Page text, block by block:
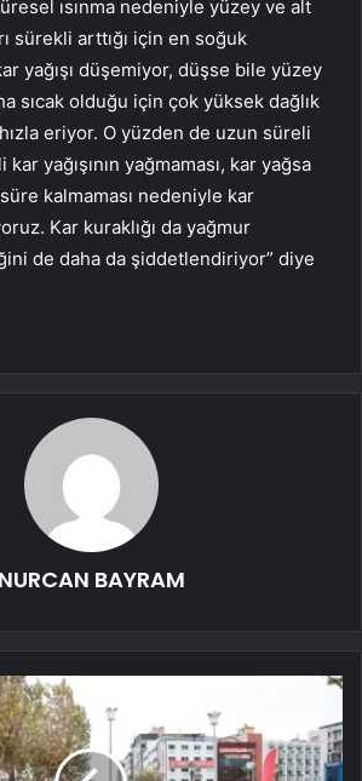
ısınma nedeniyle yüzey ve alt
sürekli arttığı için en soğuk
yağışı düşemiyor, düşse bile yüzey
sıcak olduğu için çok yüksek dağlık
eriyor. O yüzden de uzun süreli
yağışının yağmaması, kar yağsa
kalmaması nedeniyle kar
Kar kuraklığı da yağmur
de daha da şiddetlendiriyor” diye
NURCAN BAYRAM